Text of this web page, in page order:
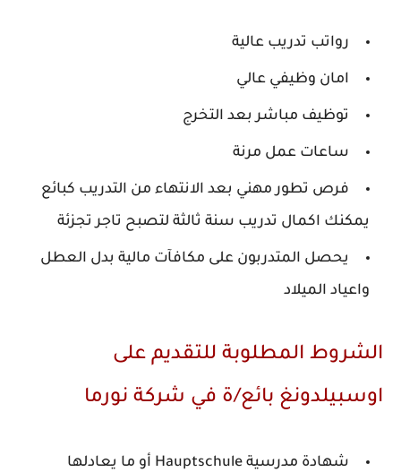
رواتب تدريب عالية
امان وظيفي عالي
توظيف مباشر بعد التخرج
ساعات عمل مرنة
فرص تطور مهني بعد الانتهاء من التدريب كبائع
يمكنك اكمال تدريب سنة ثالثة لتصبح تاجر تجزئة
يحصل المتدربون على مكافآت مالية بدل العطل
واعياد الميلاد
المطلوبة للتقديم على
بائع/ة في شركة نورما
شهادة مدرسية Hauptschule أو ما يعادلها